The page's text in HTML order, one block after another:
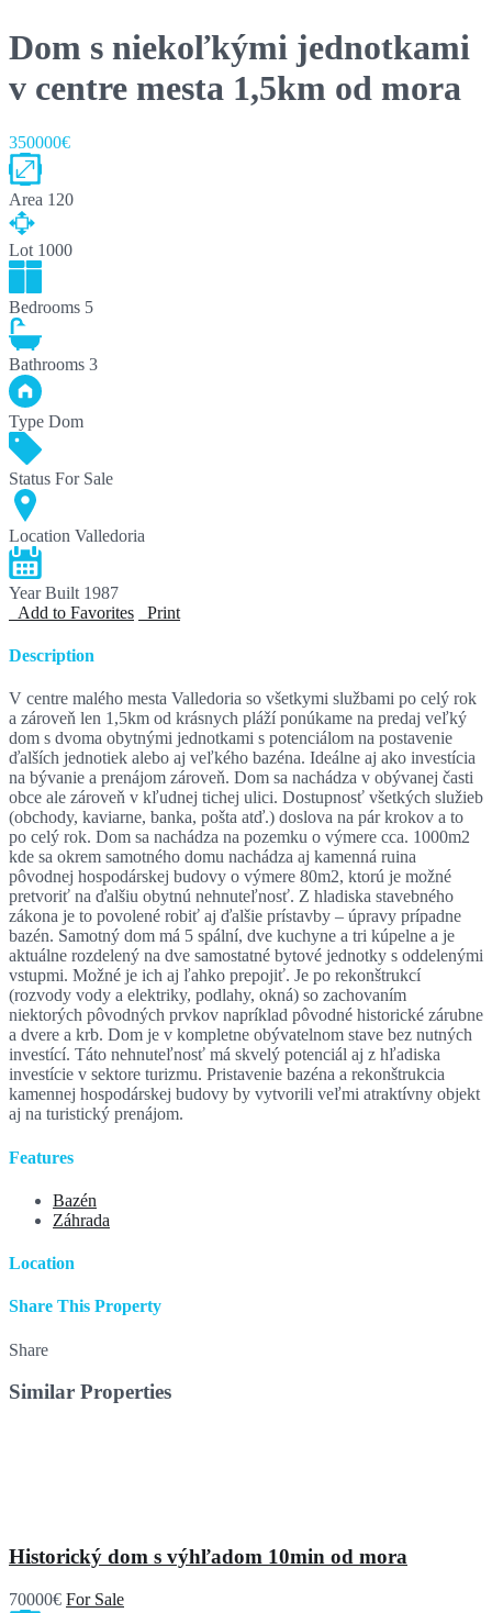
Dom s niekoľkými jednotkami
v centre mesta 1,5km od mora
350000€
Area 120
Lot 1000
Bedrooms 5
Bathrooms 3
Type Dom
Status For Sale
Location Valledoria
Year Built 1987
Add to Favorites
Print
Description
V centre malého mesta Valledoria so všetkymi službami po celý rok
a zároveň len 1,5km od krásnych pláží ponúkame na predaj veľký
dom s dvoma obytnými jednotkami s potenciálom na postavenie
ďalších jednotiek alebo aj veľkého bazéna. Ideálne aj ako investícia
na bývanie a prenájom zároveň. Dom sa nachádza v obývanej časti
obce ale zároveň v kľudnej tichej ulici. Dostupnosť všetkých služieb
(obchody, kaviarne, banka, pošta atď.) doslova na pár krokov a to
po celý rok. Dom sa nachádza na pozemku o výmere cca. 1000m2
kde sa okrem samotného domu nachádza aj kamenná ruina
pôvodnej hospodárskej budovy o výmere 80m2, ktorú je možné
pretvoriť na ďalšiu obytnú nehnuteľnosť. Z hladiska stavebného
zákona je to povolené robiť aj ďalšie prístavby – úpravy prípadne
bazén. Samotný dom má 5 spální, dve kuchyne a tri kúpelne a je
aktuálne rozdelený na dve samostatné bytové jednotky s oddelenými
vstupmi. Možné je ich aj ľahko prepojiť. Je po rekonštrukcí
(rozvody vody a elektriky, podlahy, okná) so zachovaním
niektorých pôvodných prvkov napríklad pôvodné historické zárubne
a dvere a krb. Dom je v kompletne obývatelnom stave bez nutných
investící. Táto nehnuteľnosť má skvelý potenciál aj z hľadiska
investície v sektore turizmu. Pristavenie bazéna a rekonštrukcia
kamennej hospodárskej budovy by vytvorili veľmi atraktívny objekt
aj na turistický prenájom.
Features
Bazén
Záhrada
Location
Share This Property
Share
Similar Properties
Historický dom s výhľadom 10min od mora
70000€ For Sale